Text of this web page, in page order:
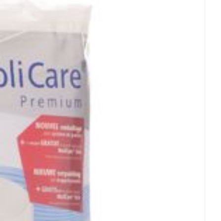
Parfums en
geurproducten
CBD